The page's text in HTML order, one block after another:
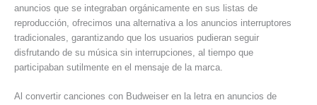
anuncios que se integraban orgánicamente en sus listas de
reproducción, ofrecimos una alternativa a los anuncios interruptores
tradicionales, garantizando que los usuarios pudieran seguir
disfrutando de su música sin interrupciones, al tiempo que
participaban sutilmente en el mensaje de la marca.
Al convertir canciones con Budweiser en la letra en anuncios de